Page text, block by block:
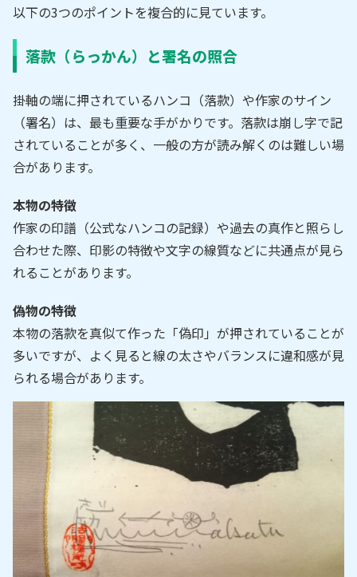
以下の3つのポイントを複合的に見ています。
落款（らっかん）と署名の照合
掛軸の端に押されているハンコ（落款）や作家のサイン
（署名）は、最も重要な手がかりです。落款は崩し字で記
されていることが多く、一般の方が読み解くのは難しい場
合があります。
本物の特徴
作家の印譜（公式なハンコの記録）や過去の真作と照らし
合わせた際、印影の特徴や文字の線質などに共通点が見ら
れることがあります。
偽物の特徴
本物の落款を真似て作った「偽印」が押されていることが
多いですが、よく見ると線の太さやバランスに違和感が見
られる場合があります。